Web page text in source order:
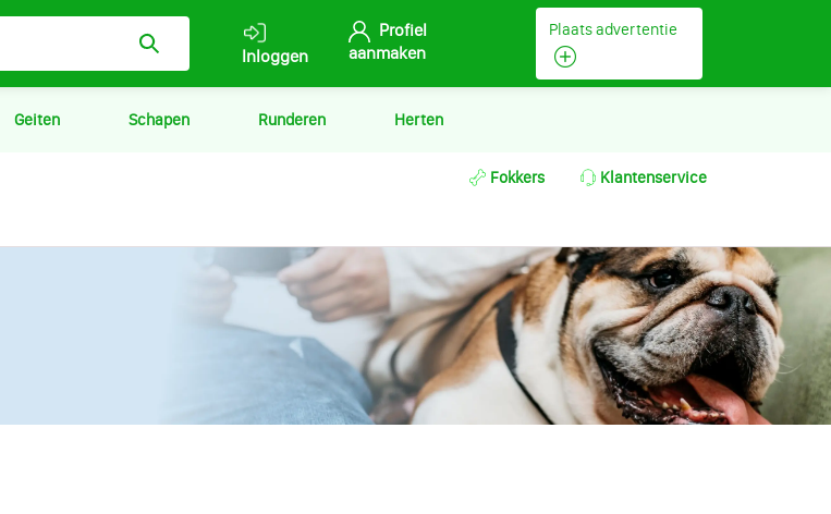
Inloggen
Profiel
aanmaken
Plaats advertentie
Geiten Schapen Runderen Herten
Fokkers Klantenservice